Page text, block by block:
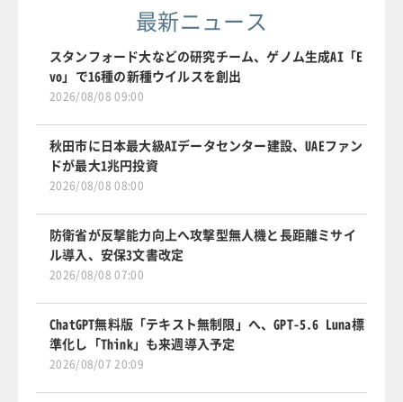
最新ニュース
スタンフォード大などの研究チーム、ゲノム生成AI「E
vo」で16種の新種ウイルスを創出
2026/08/08 09:00
秋田市に日本最大級AIデータセンター建設、UAEファン
ドが最大1兆円投資
2026/08/08 08:00
防衛省が反撃能力向上へ攻撃型無人機と長距離ミサイ
ル導入、安保3文書改定
2026/08/08 07:00
ChatGPT無料版「テキスト無制限」へ、GPT-5.6 Luna標
準化し「Think」も来週導入予定
2026/08/07 20:09